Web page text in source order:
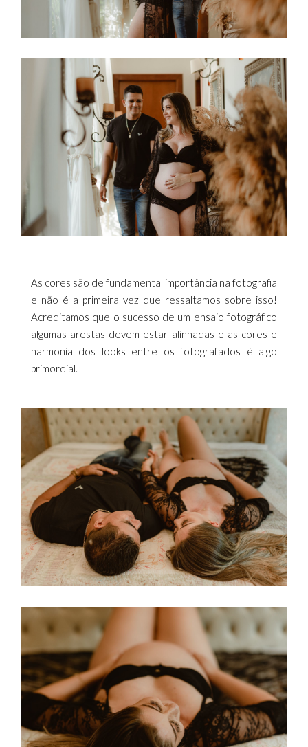
As cores são de fundamental importância na fotografia
e não é a primeira vez que ressaltamos sobre isso!
Acreditamos que o sucesso de um ensaio fotográfico
algumas arestas devem estar alinhadas e as cores e
harmonia dos looks entre os fotografados é algo
primordial.